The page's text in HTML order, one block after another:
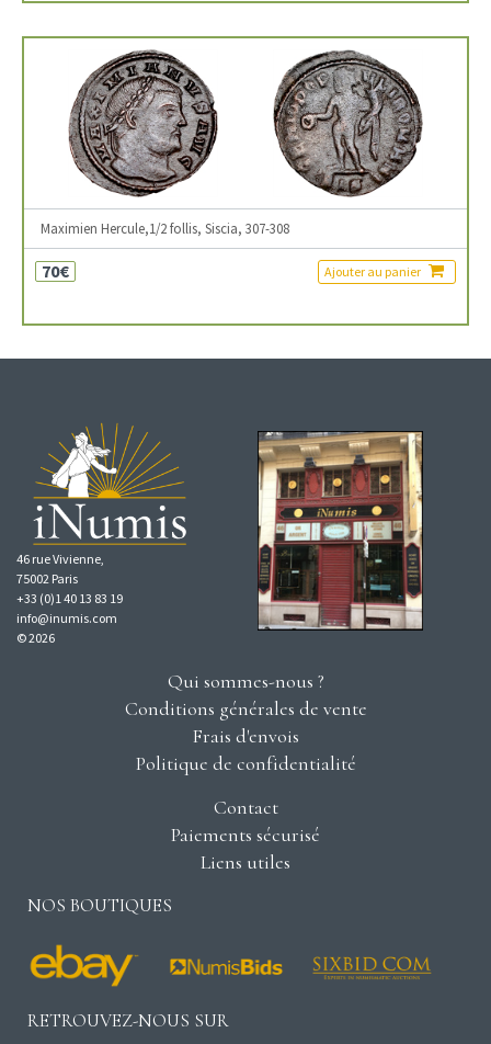
Maximien Hercule,1/2 follis, Siscia, 307-308
70€ Ajouter au panier
46 rue Vivienne,
75002 Paris
+33 (0)1 40 13 83 19
info@inumis.com
© 2026
Qui sommes-nous ?
Conditions générales de vente
Frais d'envois
Politique de confidentialité
Contact
Paiements sécurisé
Liens utiles
NOS BOUTIQUES
RETROUVEZ-NOUS SUR